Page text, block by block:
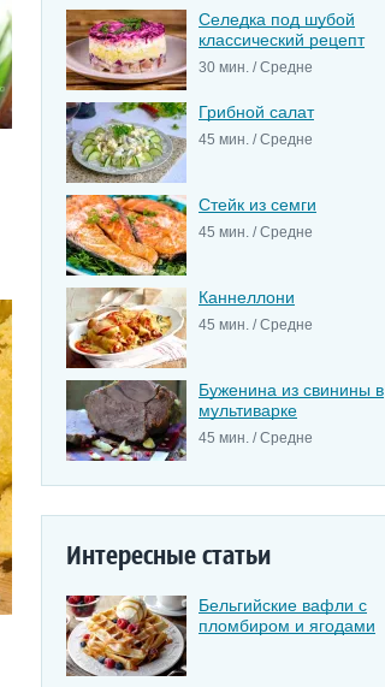
Селедка под шубой
классический рецепт
30 мин. / Средне
Грибной салат
45 мин. / Средне
Стейк из семги
45 мин. / Средне
Каннеллони
45 мин. / Средне
Буженина из свинины в
мультиварке
45 мин. / Средне
Интересные статьи
Бельгийские вафли с
пломбиром и ягодами